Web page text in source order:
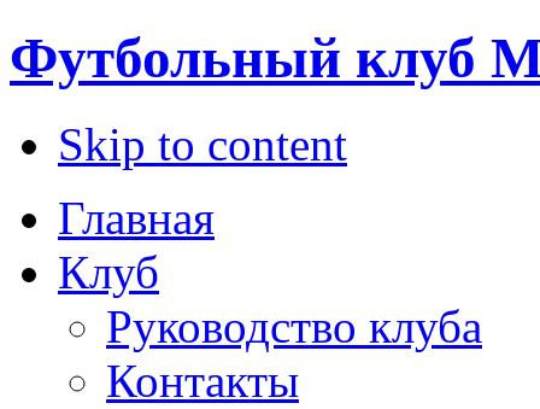
Футбольный клуб
Skip to content
Главная
Клуб
Руководство клуба
Контакты